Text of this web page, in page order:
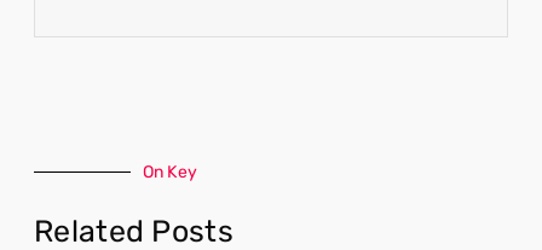
On Key
Related Posts